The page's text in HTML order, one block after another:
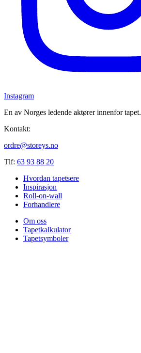
Instagram
En av Norges ledende aktører innenfor tapet.
Kontakt:
ordre@storeys.no
Tlf: 63 93 88 20
Hvordan tapetsere
Inspirasjon
Roll-on-wall
Forhandlere
Om oss
Tapetkalkulator
Tapetsymboler